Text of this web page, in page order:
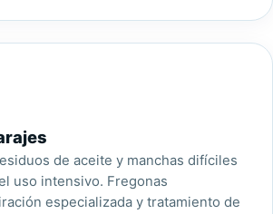
de aceite y manchas difíciles
uso intensivo. Fregonas
especializada y tratamiento de